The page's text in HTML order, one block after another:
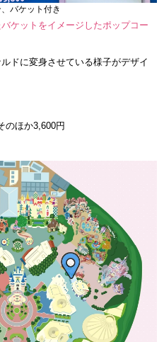
バケット付き
ケットをイメージしたポップコー
ドに変身させている様子がデザイ
のほか3,600円